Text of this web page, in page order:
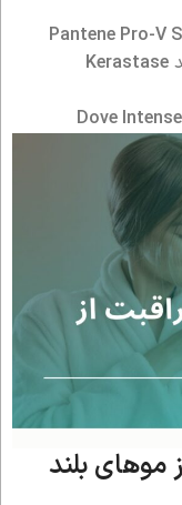
Pantene Pro-V
Kerastase
Dove
موهای بلند